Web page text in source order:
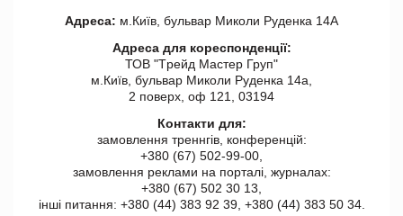
Адреса: м.Київ, бульвар Миколи Руденка 14А
Адреса для кореспонденції:
ТОВ "Tрейд Мастер Груп"
м.Київ, бульвар Миколи Руденка 14а,
2 поверх, оф 121, 03194
Контакти для:
замовлення треннгів, конференцій:
+380 (67) 502-99-00,
замовлення реклами на порталі, журналах:
+380 (67) 502 30 13,
інші питання: +380 (44) 383 92 39, +380 (44) 383 50 34.